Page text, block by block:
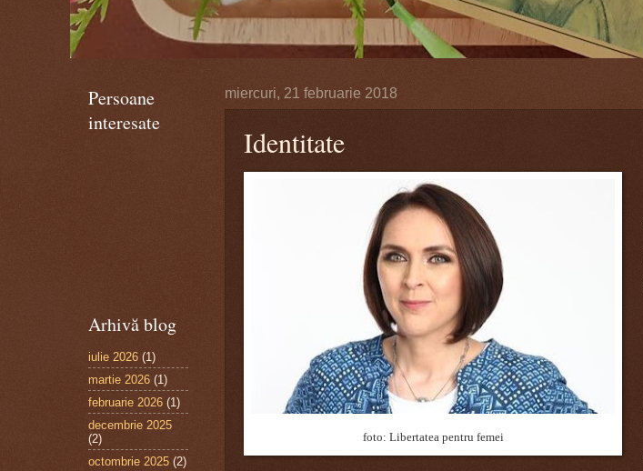
miercuri, 21 februarie 2018
Identitate
foto: Libertatea pentru femei
Persoane
interesate
Arhivă blog
iulie 2026 (1)
martie 2026 (1)
februarie 2026 (1)
decembrie 2025
(2)
octombrie 2025 (2)